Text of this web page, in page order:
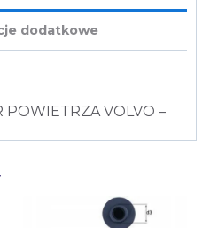
dodatkowe
POWIETRZA VOLVO –